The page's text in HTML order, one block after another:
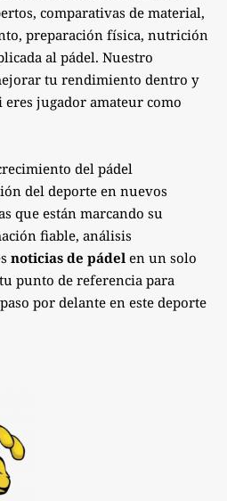
comparativas de material,
preparación física, nutrición
al pádel. Nuestro
tu rendimiento dentro y
jugador amateur como
del pádel
del deporte en nuevos
que están marcando su
fiable, análisis
noticias de pádel en un solo
punto de referencia para
por delante en este deporte